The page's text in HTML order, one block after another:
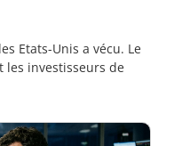
Etats-Unis a vécu. Le
les investisseurs de